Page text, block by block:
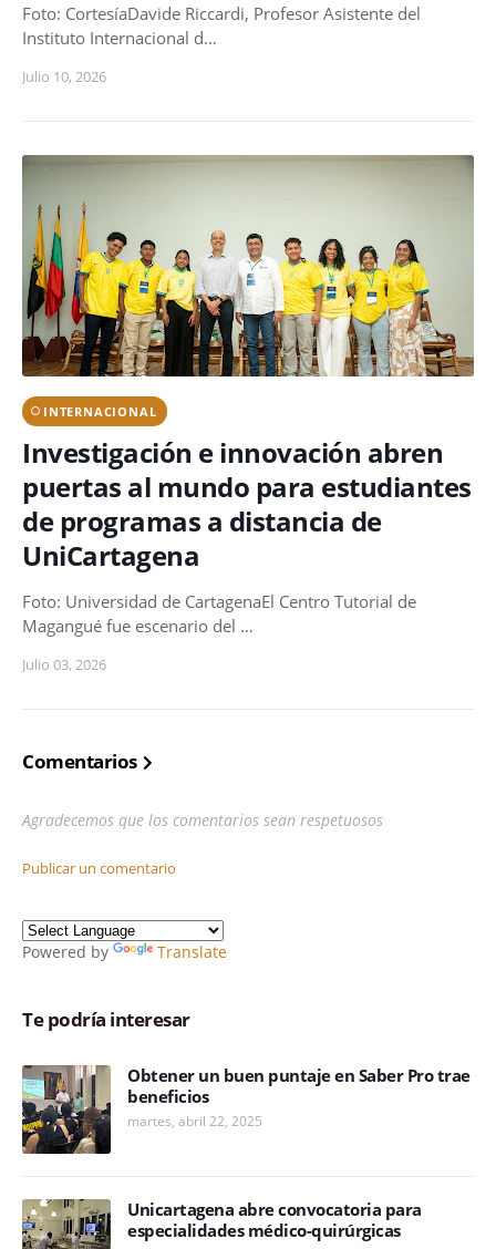
Foto: CortesíaDavide Riccardi, Profesor Asistente del
Instituto Internacional d…
Julio 10, 2026
INTERNACIONAL
Investigación e innovación abren
puertas al mundo para estudiantes
de programas a distancia de
UniCartagena
Foto: Universidad de CartagenaEl Centro Tutorial de
Magangué fue escenario del …
Julio 03, 2026
Comentarios
Agradecemos que los comentarios sean respetuosos
Publicar un comentario
Powered by Translate
Te podría interesar
Obtener un buen puntaje en Saber Pro trae
beneficios
martes, abril 22, 2025
Unicartagena abre convocatoria para
especialidades médico-quirúrgicas